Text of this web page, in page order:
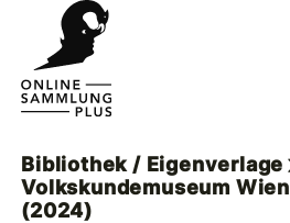
Bibliothek / Eigenverlage
Volkskundemuseum Wien
(2024)